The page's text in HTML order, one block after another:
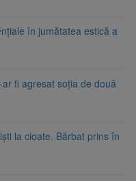
în jumătatea estică a
fi agresat soția de două
la cioate. Bărbat prins în